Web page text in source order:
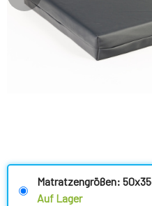
Matratzengrößen:
Auf Lager